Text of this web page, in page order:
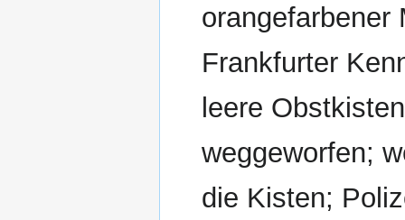
orangefarbener
Frankfurter
leere
weggeworfen;
die Kisten;